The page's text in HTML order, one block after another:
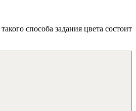
способа задания цвета состоит